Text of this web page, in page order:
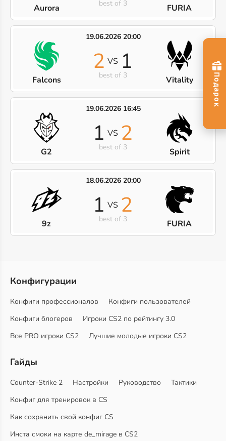
Aurora best of 3 FURIA
19.06.2026 20:00
Falcons
2 VS 1
best of 3 Vitality
19.06.2026 16:45
G2
1 VS 2
best of 3 Spirit
18.06.2026 20:00
9z
1 VS 2
best of 3 FURIA
Конфигурации
Конфиги профессионалов
Конфиги пользователей
Конфиги блогеров
Игроки CS2 по рейтингу 3.0
Все PRO игроки CS2
Лучшие молодые игроки CS2
Гайды
Counter-Strike 2 Настройки Руководство
Тактики
Конфиг для тренировок в CS
Как сохранить свой конфиг CS
Инста смоки на карте de_mirage в CS2